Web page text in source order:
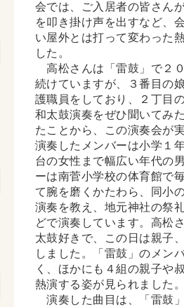
会では、ご入居者の皆さん
を叩き掛け声を出すなど、
い屋外とは打って変わった
した。
高松さんは「雷鼓」で２
続けていますが、３番目の
護職員をしており、２丁目
和太鼓演奏をぜひ聞いてみ
たことから、この演奏会が
演奏したメンバーは小学１
台の女性まで幅広い年代の
ーは南菅小学校の体育館で
て腕を磨くかたわら、同小
演奏を教え、地元神社の祭
どで演奏しています。高松
太鼓好きで、この日は親子
しました。「雷鼓」のメン
く、ほかにも４組の親子や
熱演する姿が見られました。
演奏した曲目は、「雷鼓